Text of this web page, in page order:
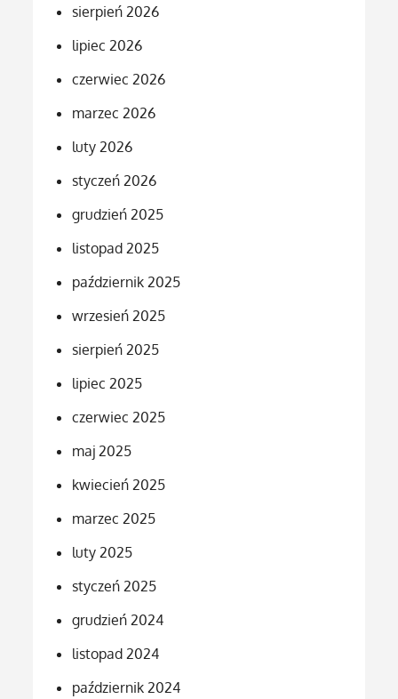
sierpień 2026
lipiec 2026
czerwiec 2026
marzec 2026
luty 2026
styczeń 2026
grudzień 2025
listopad 2025
październik 2025
wrzesień 2025
sierpień 2025
lipiec 2025
czerwiec 2025
maj 2025
kwiecień 2025
marzec 2025
luty 2025
styczeń 2025
grudzień 2024
listopad 2024
październik 2024